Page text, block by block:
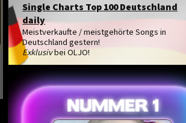
Single Charts Top 100 Deutschland
daily
Meistverkaufte / meistgehörte Songs in
Deutschland gestern!
Exklusivbei OLJO!